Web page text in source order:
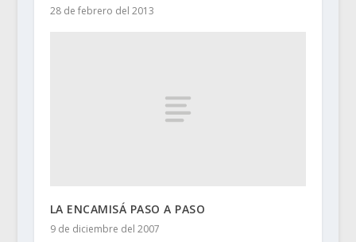
28 de febrero del 2013
LA ENCAMISÁ PASO A PASO
9 de diciembre del 2007